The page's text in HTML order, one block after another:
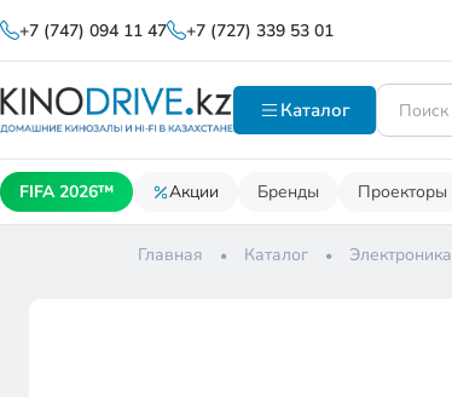
+7 (747) 094 11 47 +7 (727) 339 53 01
Каталог
FIFA 2026™ Акции Бренды Проекторы
Главная Каталог Электроника